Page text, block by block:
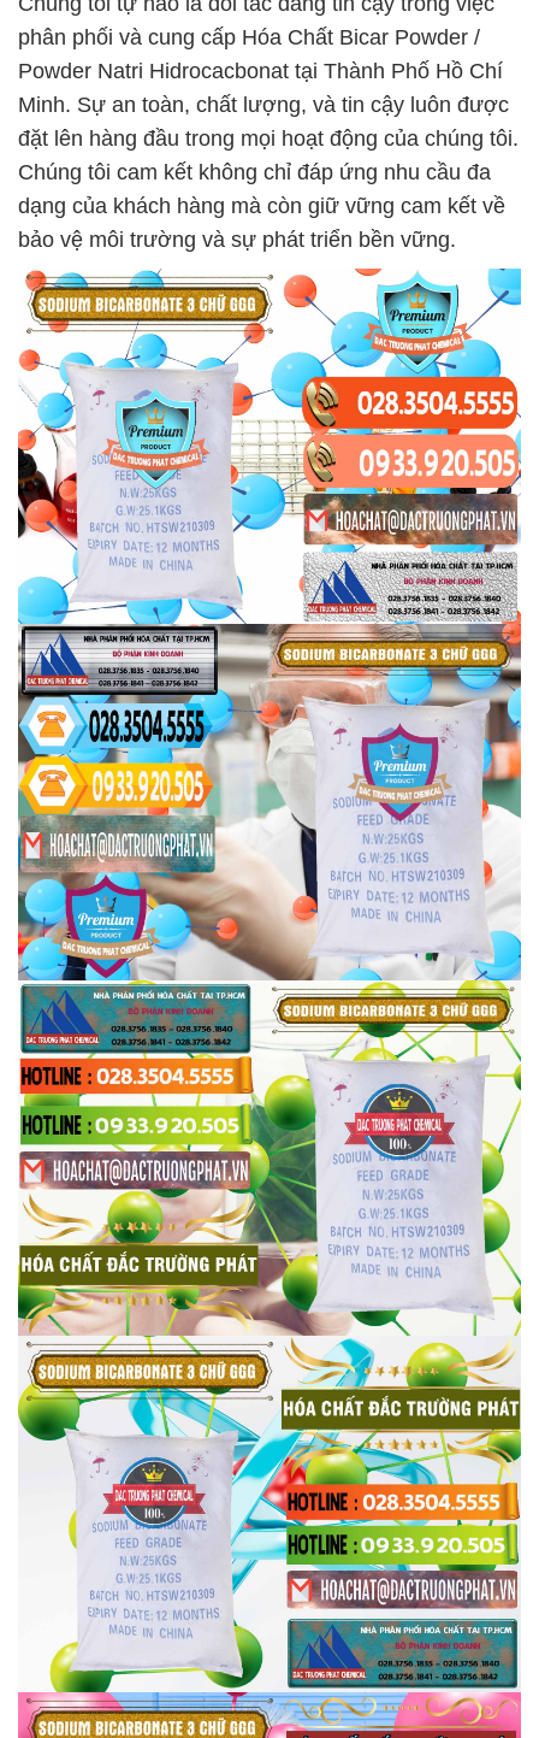
phân phối và cung cấp Hóa Chất Bicar Powder /
Powder Natri Hidrocacbonat tại Thành Phố Hồ Chí
Minh. Sự an toàn, chất lượng, và tin cậy luôn được
đặt lên hàng đầu trong mọi hoạt động của chúng tôi.
Chúng tôi cam kết không chỉ đáp ứng nhu cầu đa
dạng của khách hàng mà còn giữ vững cam kết về
bảo vệ môi trường và sự phát triển bền vững.